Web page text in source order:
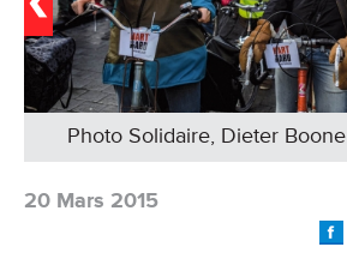
Photo Solidaire, Dieter Boone
20 Mars 2015